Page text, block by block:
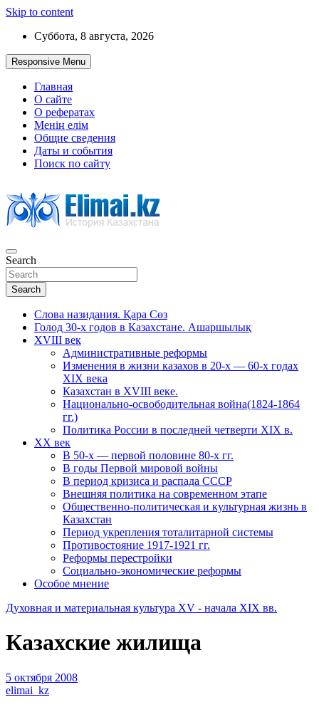
Skip to content
Суббота, 8 августа, 2026
Responsive Menu
Главная
О сайте
О рефератах
Менің елім
Общие сведения
Даты и события
Поиск по сайту
История Казахстана
Search
Search
Слова назидания. Қара Сөз
Голод 30-х годов в Казахстане. Ашаршылық
XVIII век
Административные реформы
Изменения в жизни казахов в 20-х — 60-х годах
XIX века
Казахстан в XVIII веке.
Национально-освободительная война(1824-1864
гг.)
Политика России в последней четверти XIX в.
XX век
В 50-х — первой половине 80-х гг.
В годы Первой мировой войны
В период кризиса и распада СССР
Внешняя политика на современном этапе
Общественно-политическая и культурная жизнь в
Казахстан
Период укрепления тоталитарной системы
Противостояние 1917-1921 гг.
Реформы перестройки
Социально-экономические реформы
Особое мнение
Духовная и материальная культура XV - начала XIX вв.
Казахские жилища
5 октября 2008
elimai_kz